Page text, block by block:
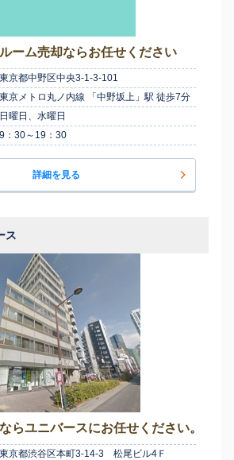
ーム売却ならお任せください
東京都中野区中央3-1-3-101
東京メトロ丸ノ内線 「中野坂上」駅 徒歩7分
日曜日、水曜日
9：30～19：30
詳細を見る
ス
らユニバースにお任せください。
東京都渋谷区本町3-14-3 松尾ビル4Ｆ